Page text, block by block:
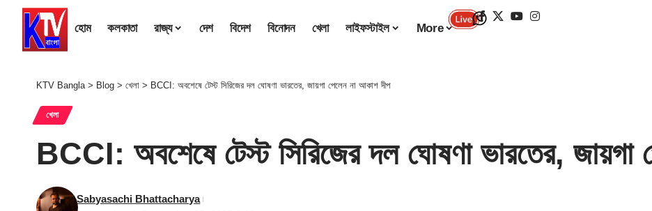
হোম কলকাতা রাজ্য দেশ বিদেশ বিনোদন খেলা লাইফস্টাইল More
KTV Bangla> Blog > খেলা > BCCI: অবশেষে টেস্ট সিরিজের দল ঘোষণা ভারতের, জায়গা পেলেন না আকাশ দীপ
খেলা
BCCI: অবশেষে টেস্ট সিরিজের দল ঘোষণা ভারতের, জায়গা
Sabyasachi Bhattacharya